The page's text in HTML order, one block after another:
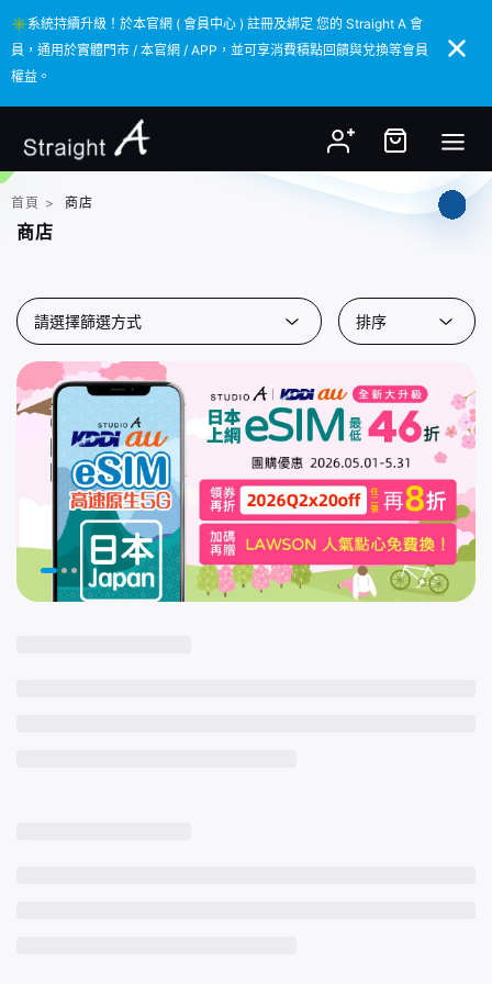
✳️系統持續升級！於本官網 ( 會員中心 ) 註冊及綁定 您的 Straight A 會
員，通用於實體門市 / 本官網 / APP，並可享消費積點回饋與兌換等會員
權益。
✳️系統持續升級！於本官網 ( 會員中心 ) 註冊及綁定 您的 Straight A 會
員，通用於實體門市 / 本官網 / APP，並可享消費積點回饋與兌換等會員
權益。
首頁 > 商店
商店
請選擇篩選方式 排序